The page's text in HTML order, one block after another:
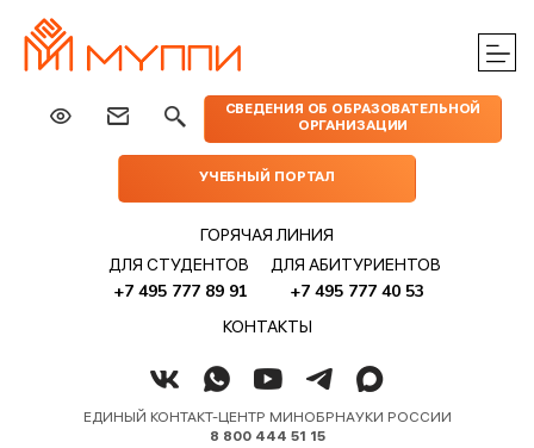
СВЕДЕНИЯ ОБ ОБРАЗОВАТЕЛЬНОЙ
ОРГАНИЗАЦИИ
УЧЕБНЫЙ ПОРТАЛ
ГОРЯЧАЯ ЛИНИЯ
ДЛЯ СТУДЕНТОВ
+7 495 777 89 91
ДЛЯ АБИТУРИЕНТОВ
+7 495 777 40 53
КОНТАКТЫ
ЕДИНЫЙ КОНТАКТ-ЦЕНТР МИНОБРНАУКИ РОССИИ
8 800 444 51 15
МЕРОПРИЯТИЯ
ПРАКТИЧЕСКОЙ
ИЗДАТЕЛЬСТВО
МУППИ